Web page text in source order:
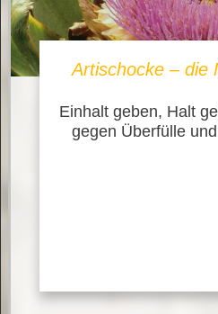
Artischocke – die
Einhalt geben, Halt
gegen Überfülle